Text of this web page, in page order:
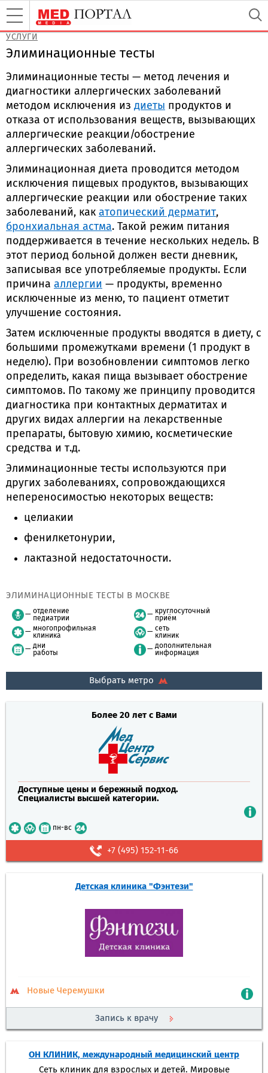
УСЛУГИ
Элиминационные тесты
Элиминационные тесты — метод лечения и
диагностики аллергических заболеваний
методом исключения из диеты продуктов и
отказа от использования веществ, вызывающих
аллергические реакции/обострение
аллергических заболеваний.
Элиминационная диета проводится методом
исключения пищевых продуктов, вызывающих
аллергические реакции или обострение таких
заболеваний, как атопический дерматит,
бронхиальная астма. Такой режим питания
поддерживается в течение нескольких недель. В
этот период больной должен вести дневник,
записывая все употребляемые продукты. Если
причина аллергии — продукты, временно
исключенные из меню, то пациент отметит
улучшение состояния.
Затем исключенные продукты вводятся в диету, с
большими промежутками времени (1 продукт в
неделю). При возобновлении симптомов легко
определить, какая пища вызывает обострение
симптомов. По такому же принципу проводится
диагностика при контактных дерматитах и
других видах аллергии на лекарственные
препараты, бытовую химию, косметические
средства и т.д.
Элиминационные тесты используются при
других заболеваниях, сопровождающихся
непереносимостью некоторых веществ:
целиакии
фенилкетонурии,
лактазной недостаточности.
ЭЛИМИНАЦИОННЫЕ ТЕСТЫ В МОСКВЕ
отделение
педиатрии
многопрофильная
клиника
дни
работы
круглосуточный
приём
сеть
клиник
дополнительная
информация
Выбрать метро
Более 20 лет с Вами
Доступные цены и бережный подход.
Специалисты высшей категории.
пн-вс
+7 (495) 152-11-66
Детская клиника "Фэнтези"
Новые Черемушки
Запись к врачу
ОН КЛИНИК, международный медицинский центр
Сеть клиник для взрослых и детей. Мировые